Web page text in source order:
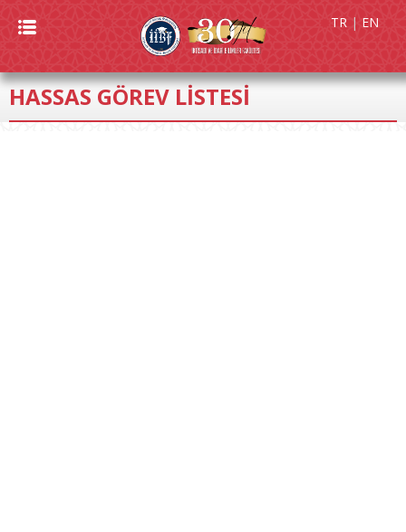
TR | EN
HASSAS GÖREV LİSTESİ